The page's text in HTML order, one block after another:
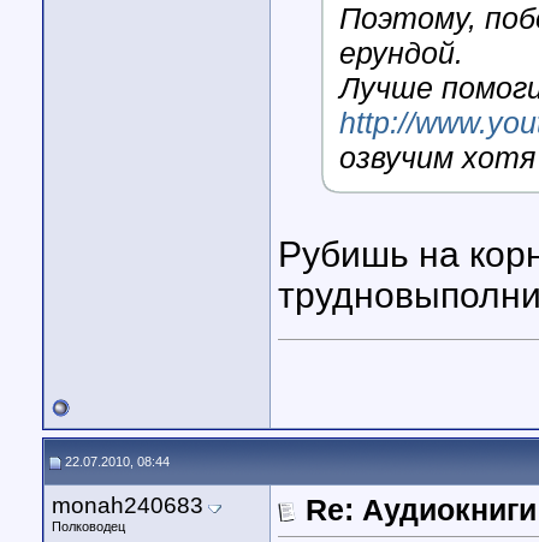
Поэтому,
ерундой.
Лучше
http://
озвучим
Рубишь на
22.07.2010, 08:44
monah240683
Полководец Re: